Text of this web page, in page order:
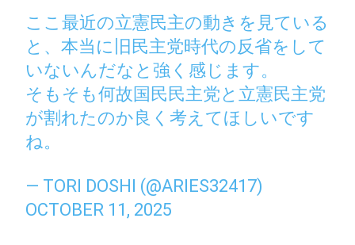
ここ最近の立憲民主の動きを見ている
と、本当に旧民主党時代の反省をして
いないんだなと強く感じます。
そもそも何故国民民主党と立憲民主党
が割れたのか良く考えてほしいです
ね。
— TORI DOSHI (@ARIES32417)
OCTOBER 11, 2025